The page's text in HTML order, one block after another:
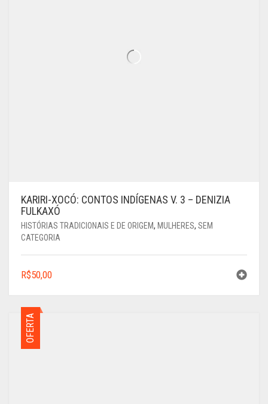
KARIRI-XOCÓ: CONTOS INDÍGENAS V. 3 – DENIZIA
FULKAXÓ
HISTÓRIAS TRADICIONAIS E DE ORIGEM, MULHERES, SEM
CATEGORIA
R$50,00
OFERTA